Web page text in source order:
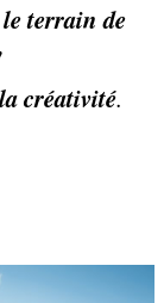
terrain de
créativité.